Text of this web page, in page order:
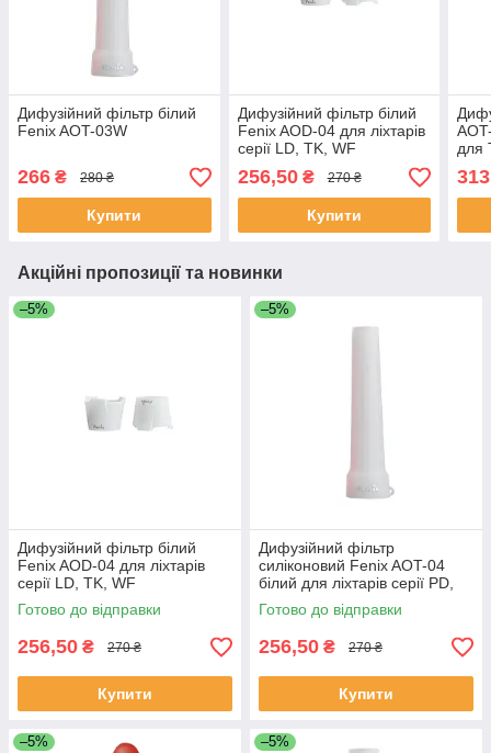
Дифузійний фільтр білий
Fenix AOT-03W
266 ₴ 280 ₴
Купити
Дифузійний фільтр білий
Fenix AOD-04 для ліхтарів
серії LD, TK, WF
256,50₴ 270 ₴
Купити
для
Акційні пропозиції та новинки
–5%
Дифузійний фільтр білий
Fenix AOD-04 для ліхтарів
серії LD, TK, WF
Готово до відправки
256,50 ₴ 270 ₴
Купити
–5%
Дифузійний фільтр
силіконовий Fenix AOT-04
білий для ліхтарів серії PD,
TK, WF, HT
Готово до відправки
256,50 ₴ 270 ₴
Купити
–5% –5%